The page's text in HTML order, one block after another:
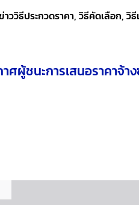
าววิธีประกวดราคา, วิธีคัดเลือก, วิธี
ศผู้ชนะการเสนอราคาจ้